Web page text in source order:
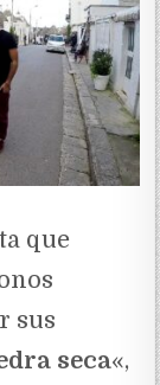
que
sus
seca«,